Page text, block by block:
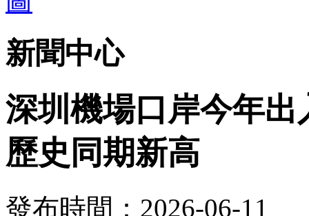
新聞中心
深圳機場口岸今年出
歷史同期新高
發布時間：2026-06-11